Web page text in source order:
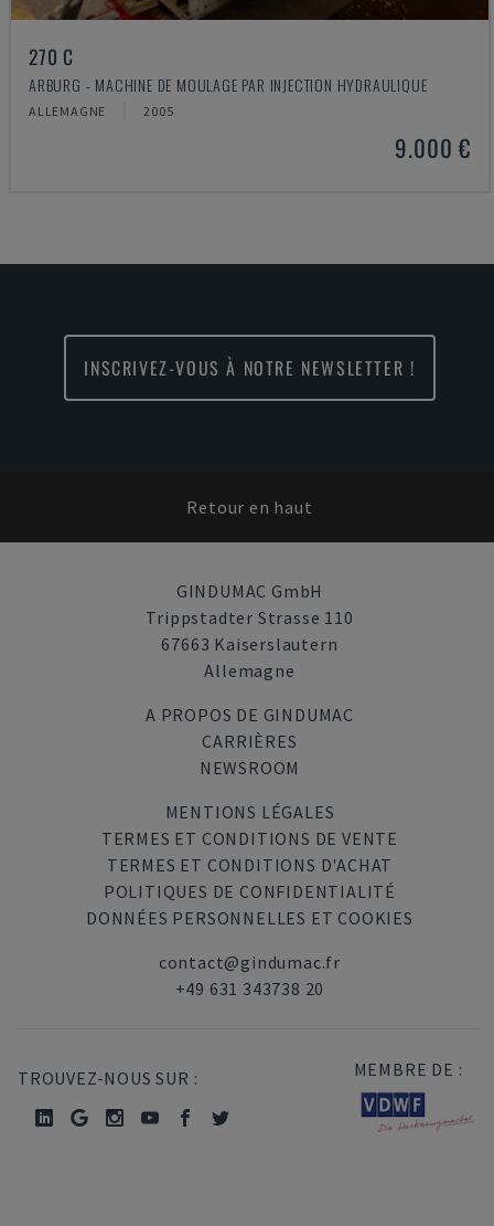
270 C
ARBURG - MACHINE DE MOULAGE PAR INJECTION HYDRAULIQUE
ALLEMAGNE 2005
9.000 €
INSCRIVEZ-VOUS À NOTRE NEWSLETTER !
Retour en haut
GINDUMAC GmbH
Trippstadter Strasse 110
67663 Kaiserslautern
Allemagne
A PROPOS DE GINDUMAC
CARRIÈRES
NEWSROOM
MENTIONS LÉGALES
TERMES ET CONDITIONS DE VENTE
TERMES ET CONDITIONS D'ACHAT
POLITIQUES DE CONFIDENTIALITÉ
DONNÉES PERSONNELLES ET COOKIES
contact@gindumac.fr
+49 631 343738 20
TROUVEZ-NOUS SUR : MEMBRE DE :